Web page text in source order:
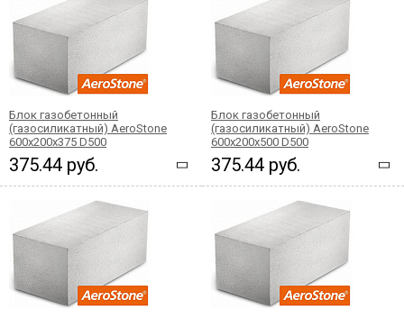
Блок газобетонный
(газосиликатный) AeroStone
600x200x375 D500
375.44 руб.
Блок газобетонный
(газосиликатный) AeroStone
600x200x500 D500
375.44 руб.